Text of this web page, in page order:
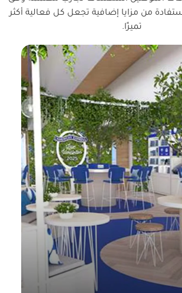
من مزايا إضافية تجعل كل فعالية أكثر
تميزًا.